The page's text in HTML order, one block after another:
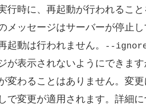
行時に、再起動が行われるこ
メッセージはサーバーが停止
起動は行われません。
--
が表示されないようにできま
変わることはありません。変
で変更が適用されます。詳細